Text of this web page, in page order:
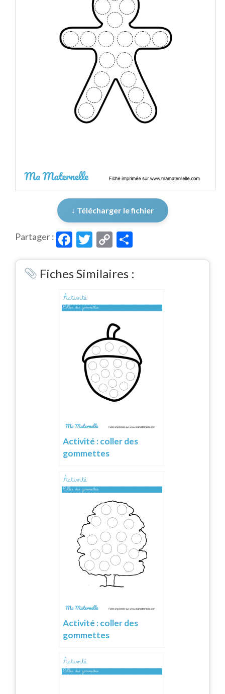
↓ Télécharger le fichier
Partager : Facebook
Twitter
Copy
Link
Fiches Similaires :
Activité : coller des
gommettes
Activité : coller des
gommettes